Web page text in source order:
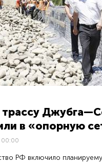
в «опорную
00:00
РФ включило